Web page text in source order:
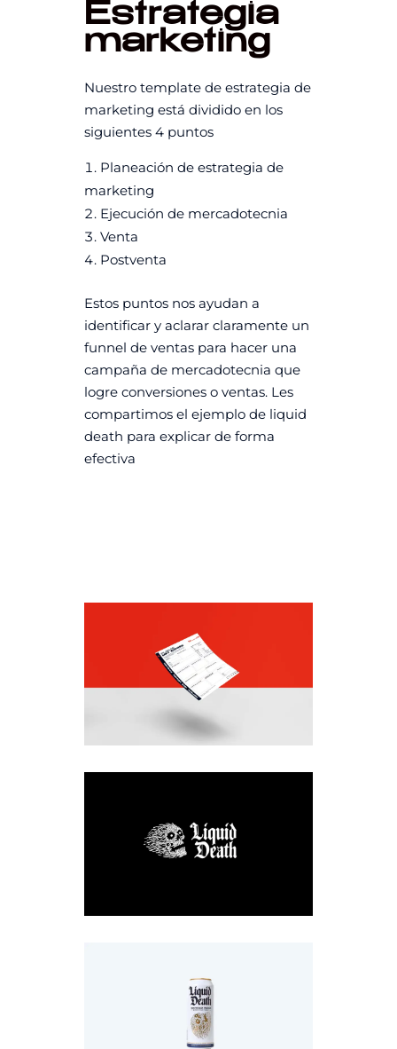
Estrategia
marketing
Nuestro template de estrategia de
marketing está dividido en los
siguientes 4 puntos
Planeación de estrategia de
marketing
Ejecución de mercadotecnia
Venta
Postventa
Estos puntos nos ayudan a
identificar y aclarar claramente un
funnel de ventas para hacer una
campaña de mercadotecnia que
logre conversiones o ventas. Les
compartimos el ejemplo de liquid
death para explicar de forma
efectiva